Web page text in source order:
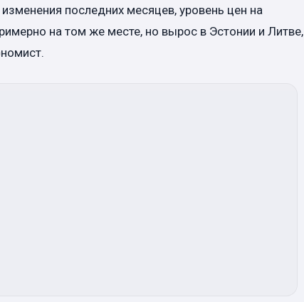
последних месяцев, уровень цен на
на том же месте, но вырос в Эстонии и Литве,